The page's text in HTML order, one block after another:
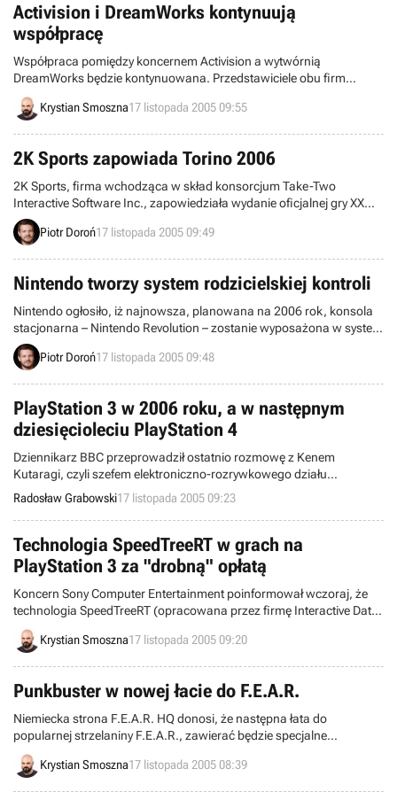
Activision i DreamWorks kontynuują
współpracę
Współpraca pomiędzy koncernem Activision a wytwórnią
DreamWorks będzie kontynuowana. Przedstawiciele obu firm
ogłosili wczoraj, że przedłużyli porozumienie dotyczące współpracy
nad nowymi grami, które w najbliższych latach zadebiutują na rynku
Krystian Smoszna17 listopada 2005 09:55
2K Sports zapowiada Torino 2006
2K Sports, firma wchodząca w skład konsorcjum Take-Two
Interactive Software Inc., zapowiedziała wydanie oficjalnej gry XX
Igrzysk Zimowych, które odbędą się w Turynie (Włochy), pomiędzy
10 a 26 dniem lutego.
Piotr Doroń17 listopada 2005 09:49
Nintendo tworzy system rodzicielskiej kontroli
Nintendo ogłosiło, iż najnowsza, planowana na 2006 rok, konsola
stacjonarna – Nintendo Revolution – zostanie wyposażona w system
rodzicielskiej kontroli.
Piotr Doroń17 listopada 2005 09:48
PlayStation 3 w 2006 roku, a w następnym
dziesięcioleciu PlayStation 4
Dziennikarz BBC przeprowadził ostatnio rozmowę z Kenem
Kutaragi, czyli szefem elektroniczno-rozrywkowego działu
korporacji Sony, dotyczącą marki PlayStation. Słynny twórca
nawiązywał do dawnych czasów oraz wybiegał myślami w
przyszłość – konkretnie do nadchodzącej premiery PS3,
wspominając przy okazji o jeszcze odleglejszym debiucie PS4.
Radosław Grabowski17 listopada 2005 09:23
Technologia SpeedTreeRT w grach na
PlayStation 3 za "drobną" opłatą
Koncern Sony Computer Entertainment poinformował wczoraj, że
technologia SpeedTreeRT (opracowana przez firmę Interactive Data
Visualisation pod koniec 2002 roku) będzie dostępna dla
producentów gier na PlayStation 3... po uiszczeniu stosownej opłaty.
Krystian Smoszna17 listopada 2005 09:20
Punkbuster w nowej łacie do F.E.A.R.
Niemiecka strona F.E.A.R. HQ donosi, że następna łata do
popularnej strzelaniny F.E.A.R., zawierać będzie specjalne
zabezpieczenie przed nieuczciwymi graczami o nazwie Punkbuster.
Krystian Smoszna17 listopada 2005 08:39